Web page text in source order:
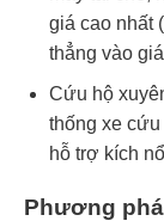
giá cao nhất
thẳng vào
Cứu hộ
thống xe
hỗ trợ kích
Phương